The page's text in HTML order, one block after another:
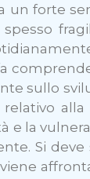
un forte
sullo
alla
la
Si